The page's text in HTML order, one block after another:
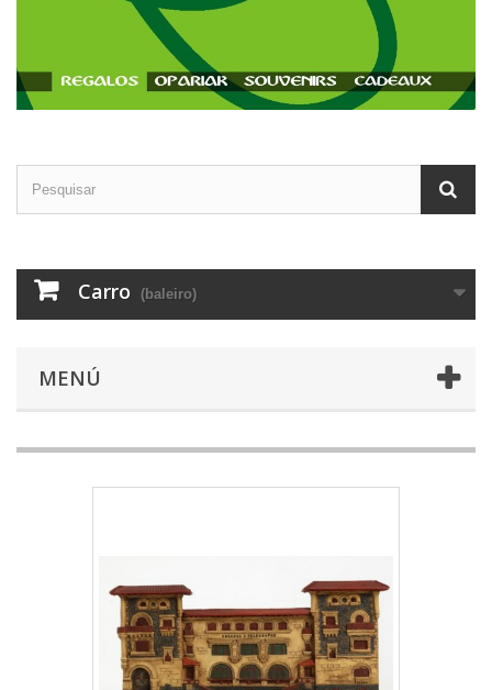
Carro (baleiro)
MENÚ